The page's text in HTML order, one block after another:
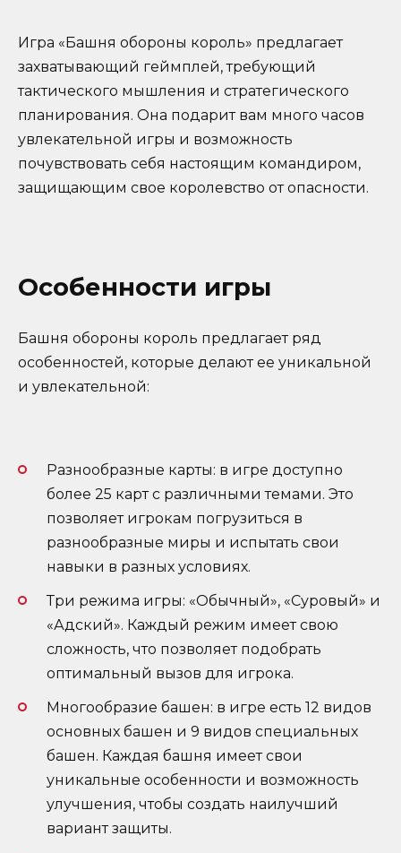
Игра «Башня обороны король» предлагает
захватывающий геймплей, требующий
тактического мышления и стратегического
планирования. Она подарит вам много часов
увлекательной игры и возможность
почувствовать себя настоящим командиром,
защищающим свое королевство от опасности.
Особенности игры
Башня обороны король предлагает ряд
особенностей, которые делают ее уникальной
и увлекательной:
Разнообразные карты: в игре доступно
более 25 карт с различными темами. Это
позволяет игрокам погрузиться в
разнообразные миры и испытать свои
навыки в разных условиях.
Три режима игры: «Обычный», «Суровый» и
«Адский». Каждый режим имеет свою
сложность, что позволяет подобрать
оптимальный вызов для игрока.
Многообразие башен: в игре есть 12 видов
основных башен и 9 видов специальных
башен. Каждая башня имеет свои
уникальные особенности и возможность
улучшения, чтобы создать наилучший
вариант защиты.